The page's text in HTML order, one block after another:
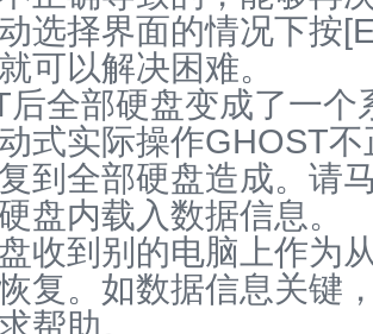
选择界面的情况下按
可以解决困难。
后全部硬盘变成了一个
式实际操作GHOST
到全部硬盘造成。请
盘内载入数据信息。
收到别的电脑上作为
复。如数据信息关键
帮助。